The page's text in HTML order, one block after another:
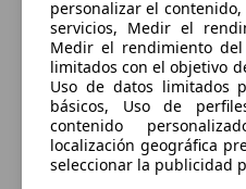
personalizar el
servicios, Medir el
Medir el rendimiento
limitados con el objetivo
Uso de datos limitados
básicos, Uso de
contenido
localización geográfica
seleccionar la publicidad